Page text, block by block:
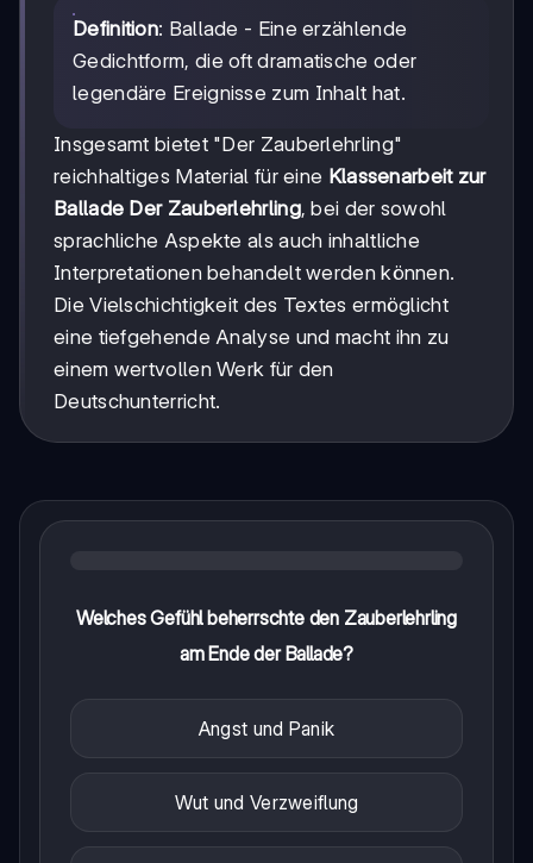
Definition: Ballade - Eine erzählende
Gedichtform, die oft dramatische oder
legendäre Ereignisse zum Inhalt hat.
Insgesamt bietet "Der Zauberlehrling"
reichhaltiges Material für eine Klassenarbeit zur
Ballade Der Zauberlehrling, bei der sowohl
sprachliche Aspekte als auch inhaltliche
Interpretationen behandelt werden können.
Die Vielschichtigkeit des Textes ermöglicht
eine tiefgehende Analyse und macht ihn zu
einem wertvollen Werk für den
Deutschunterricht.
Welches Gefühl beherrschte den Zauberlehrling
am Ende der Ballade?
Angst und Panik
Wut und Verzweiflung